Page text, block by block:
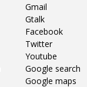
Gmail
Gtalk
Facebook
Twitter
Youtube
Google search
Google maps